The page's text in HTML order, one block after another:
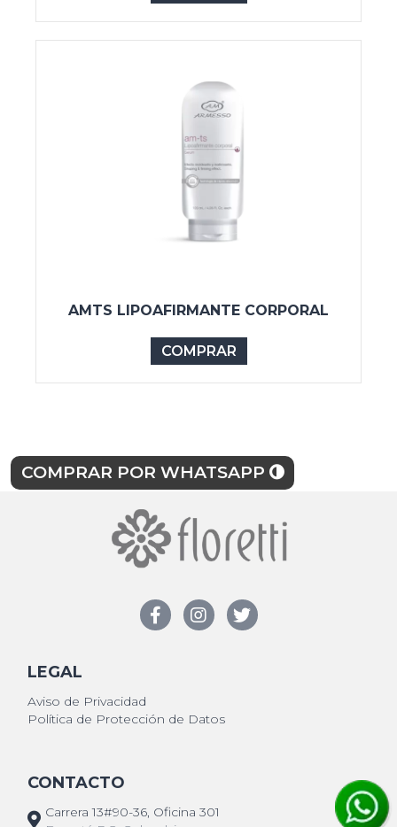
AMTS LIPOAFIRMANTE CORPORAL
COMPRAR
COMPRAR POR WHATSAPP
LEGAL
Aviso de Privacidad
Política de Protección de Datos
CONTACTO
Carrera 13#90-36, Oficina 301